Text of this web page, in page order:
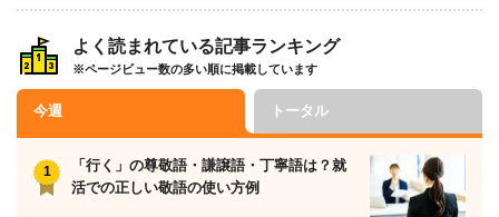
よく読まれている記事ランキング
※ページビュー数の多い順に掲載しています
今週 トータル
「行く」の尊敬語・謙譲語・丁寧語は？就
活での正しい敬語の使い方例